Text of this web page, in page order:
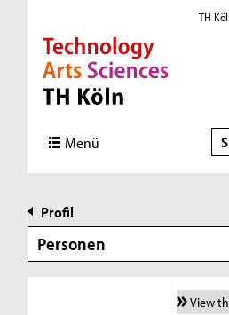
Direkt zur Hauptnavigation
Direkt zur Subnavigation
Direkt zum Inhalt
Direkt zum Fußbereich
TH
Menü
Profil
Personen
View